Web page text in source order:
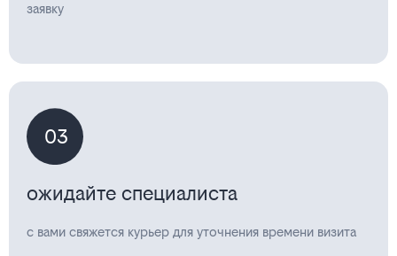
заявку
03
ожидайте специалиста
с вами свяжется курьер для уточнения времени визита